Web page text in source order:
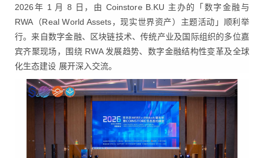
2026年 1 月 8 日，由 Coinstore B.KU 主办的「数字金融与
RWA（Real World Assets，现实世界资产）主题活动」顺利举
行。来自数字金融、区块链技术、传统产业及国际组织的多位嘉
宾齐聚现场，围绕 RWA 发展趋势、数字金融结构性变革及全球
化生态建设 展开深入交流。